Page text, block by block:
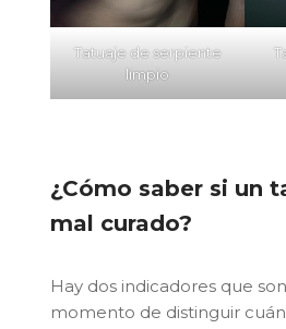
Tatuaje de serpiente
limpio
¿Cómo saber si un
mal curado?
Hay dos indicadores que
momento de distinguir